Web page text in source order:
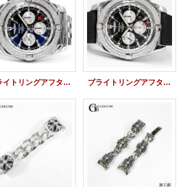
ブライトリングアフターダイヤベゼル クロノマット GMT 47mm AB0410/A041B69PA ブラック ブライトリングアフターダイヤベゼル クロノマット GMT ブラック